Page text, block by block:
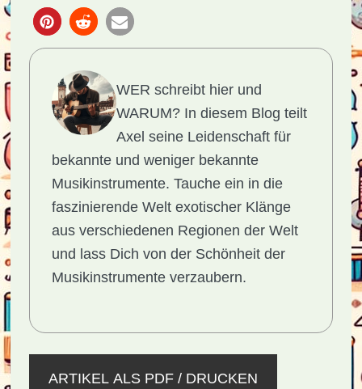
WER schreibt hier und
WARUM?In diesem Blog teilt
Axel seine Leidenschaft für
bekannte und weniger bekannte
Musikinstrumente. Tauche ein in die
faszinierende Welt exotischer Klänge
aus verschiedenen Regionen der Welt
und lass Dich von der Schönheit der
Musikinstrumente verzaubern.
ARTIKEL ALS PDF / DRUCKEN